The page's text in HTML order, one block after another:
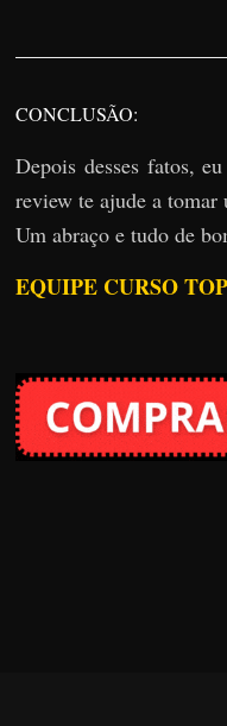
CONCLUSÃO:
Depois desses fatos,
review te ajude a tomar
Um abraço e tudo de
EQUIPE CURSO TOP